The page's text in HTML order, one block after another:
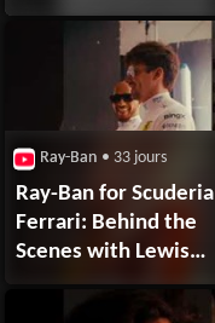
Ray-Ban • 33 jours
Ray-Ban for Scuderia
Ferrari: Behind the
Scenes with Lewis
Hamilton and
Charles Leclerc